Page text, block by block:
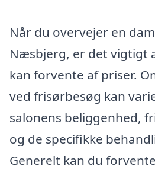
Når du overvejer en
Næsbjerg, er det vigtigt
kan forvente af priser.
ved frisørbesøg kan
salonens beliggenhed,
og de specifikke
Generelt kan du